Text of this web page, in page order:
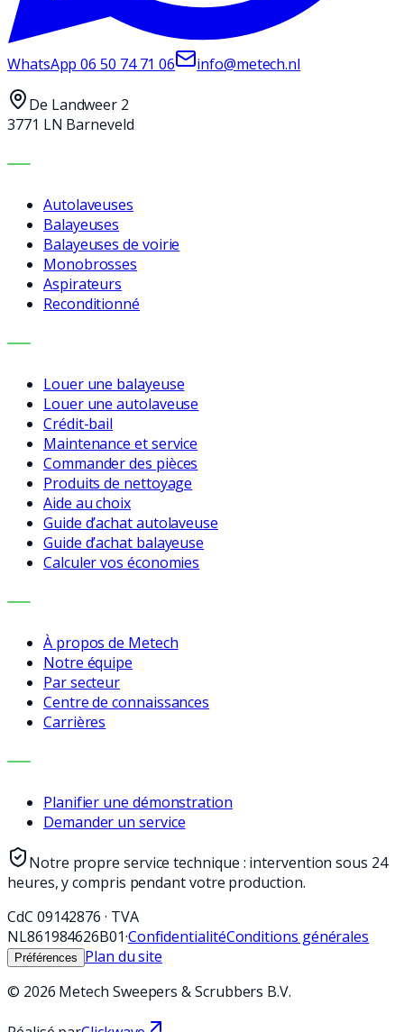
WhatsApp06 50 74 71 06 info@metech.nl
De Landweer 2
3771 LN Barneveld
MACHINES
Autolaveuses
Balayeuses
Balayeuses de voirie
Monobrosses
Aspirateurs
Reconditionné
SERVICES
Louer une balayeuse
Louer une autolaveuse
Crédit-bail
Maintenance et service
Commander des pièces
Produits de nettoyage
Aide au choix
Guide d’achat autolaveuse
Guide d’achat balayeuse
Calculer vos économies
ENTREPRISE
À propos de Metech
Notre équipe
Par secteur
Centre de connaissances
Carrières
CONTACT
Planifier une démonstration
Demander un service
Notre propre service technique : intervention sous 24
heures, y compris pendant votre production.
CdC 09142876 · TVA
NL861984626B01·ConfidentialitéConditions générales
Préférences
Plan du site
© 2026 Metech Sweepers & Scrubbers B.V.